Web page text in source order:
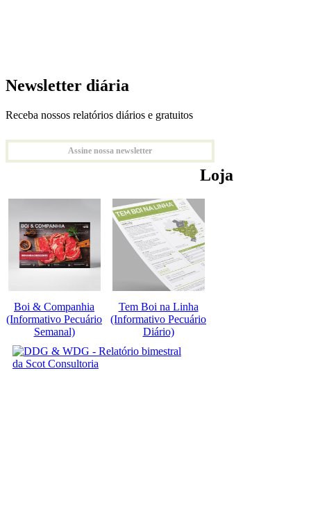
Newsletter diária
Receba nossos relatórios diários e gratuitos
Assine nossa newsletter
Loja
Boi & Companhia
(Informativo Pecuário
Semanal)
Tem Boi na Linha
(Informativo Pecuário
Diário)